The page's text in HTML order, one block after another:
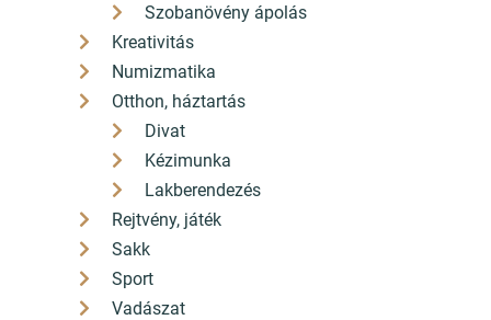
Szobanövény ápolás
Kreativitás
Numizmatika
Otthon, háztartás
Divat
Kézimunka
Lakberendezés
Rejtvény, játék
Sakk
Sport
Vadászat